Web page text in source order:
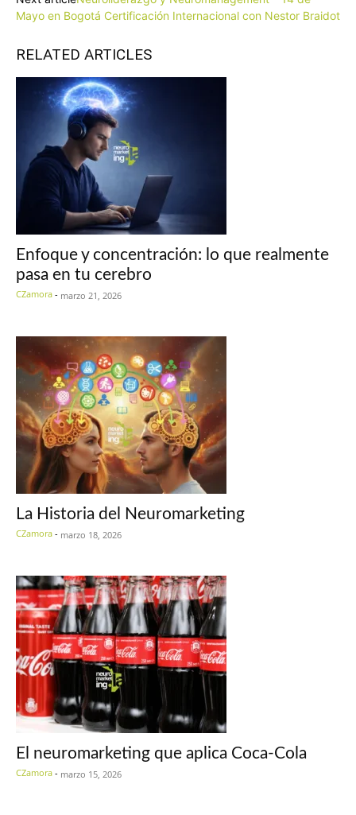
Mayo en Bogotá Certificación Internacional con Nestor Braidot
RELATED ARTICLES
Enfoque y concentración: lo que realmente
pasa en tu cerebro
CZamora - marzo 21, 2026
La Historia del Neuromarketing
CZamora - marzo 18, 2026
El neuromarketing que aplica Coca-Cola
CZamora - marzo 15, 2026